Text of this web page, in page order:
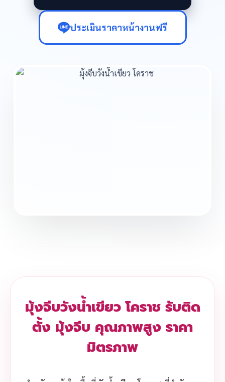
ประเมินราคาหน้างานฟรี
มุ้งจีบวังน้ำเขียว โคราช รับติด
ตั้ง มุ้งจีบ คุณภาพสูง ราคา
มิตรภาพ